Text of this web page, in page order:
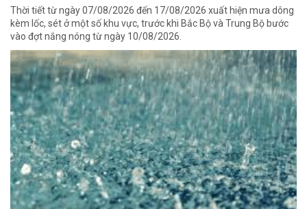
Thời tiết từ ngày 07/08/2026 đến 17/08/2026 xuất hiện mưa dông
kèm lốc, sét ở một số khu vực, trước khi Bắc Bộ và Trung Bộ bước
vào đợt nắng nóng từ ngày 10/08/2026.